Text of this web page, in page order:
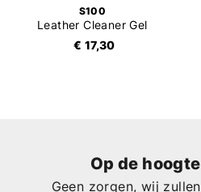
S100
Leather Cleaner Gel
€ 17,30
Op de
Geen zorgen, wij